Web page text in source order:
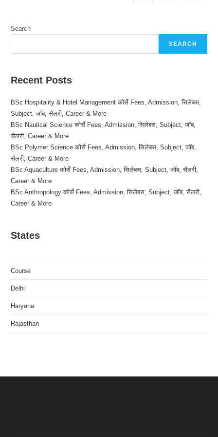
Search
SEARCH
Recent Posts
BSc Hospitality & Hotel Management कोर्से Fees, Admission, सिलेबस,
Subject, जॉब, सैलरी, Career & More
BSc Nautical Science कोर्से Fees, Admission, सिलेबस, Subject, जॉब,
सैलरी, Career & More
BSc Polymer Science कोर्से Fees, Admission, सिलेबस, Subject, जॉब,
सैलरी, Career & More
BSc Aquaculture कोर्से Fees, Admission, सिलेबस, Subject, जॉब, सैलरी,
Career & More
BSc Anthropology कोर्से Fees, Admission, सिलेबस, Subject, जॉब, सैलरी,
Career & More
States
Course
Delhi
Haryana
Rajasthan